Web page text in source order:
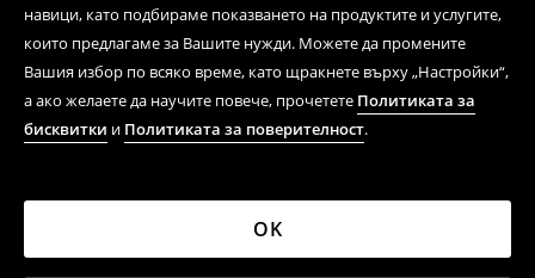
навици, като подбираме показването на продуктите и услугите,
които предлагаме за Вашите нужди. Можете да промените
Вашия избор по всяко време, като щракнете върху „Настройки“,
а ако желаете да научите повече, прочетете Политиката за
бисквитки и Политиката за поверителност.
OK